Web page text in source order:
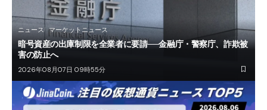
ニュース マーケットニュース
暗号資産の出庫制限を全業者に要請──金融庁・警察庁、詐欺被
害の防止へ
2026年08月07日 09時55分